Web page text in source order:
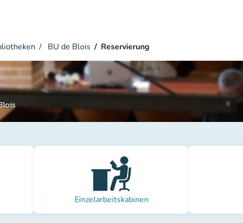
BU de Blois Reservierung
Einzelarbeitskabinen